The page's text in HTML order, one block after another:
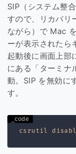
SIP（システム整
すので、リカバ
ながら）で Mac
ーが表示されたら
起動後に画面上部
にある「ターミナ
動。SIP を無効に
す。